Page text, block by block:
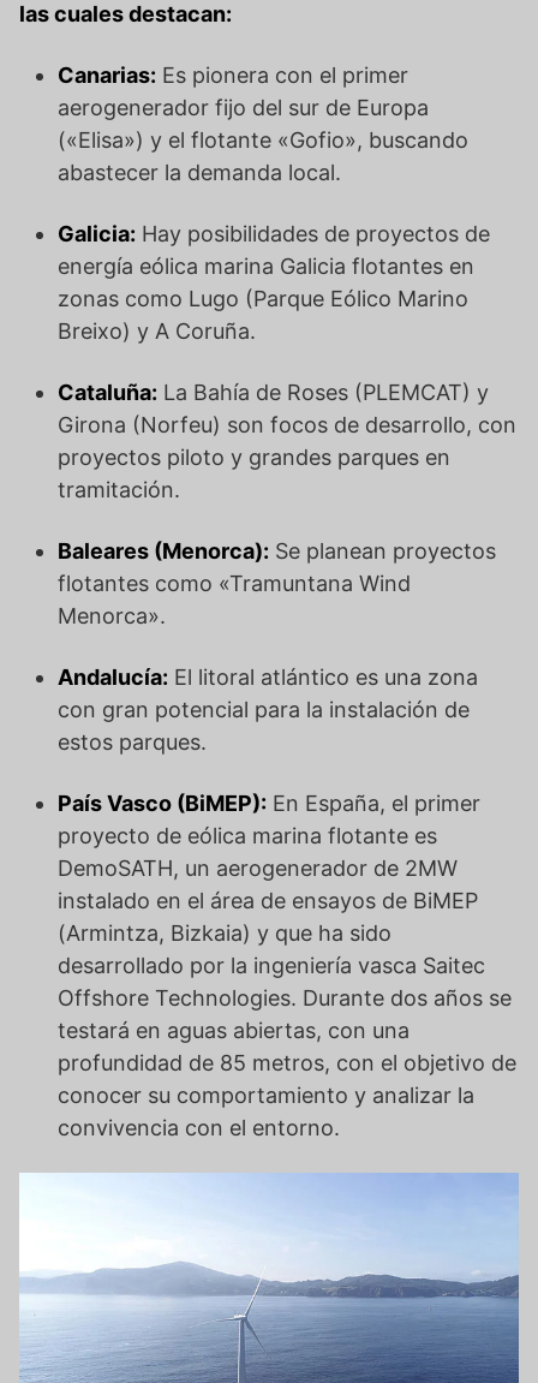
las cuales destacan:
Canarias: Es pionera con el primer
aerogenerador fijo del sur de Europa
(«Elisa») y el flotante «Gofio», buscando
abastecer la demanda local.
Galicia: Hay posibilidades de proyectos de
energía eólica marina Galicia flotantes en
zonas como Lugo (Parque Eólico Marino
Breixo) y A Coruña.
Cataluña: La Bahía de Roses (PLEMCAT) y
Girona (Norfeu) son focos de desarrollo, con
proyectos piloto y grandes parques en
tramitación.
Baleares (Menorca): Se planean proyectos
flotantes como «Tramuntana Wind
Menorca».
Andalucía: El litoral atlántico es una zona
con gran potencial para la instalación de
estos parques.
País Vasco (BiMEP): En España, el primer
proyecto de eólica marina flotante es
DemoSATH, un aerogenerador de 2MW
instalado en el área de ensayos de BiMEP
(Armintza, Bizkaia) y que ha sido
desarrollado por la ingeniería vasca Saitec
Offshore Technologies. Durante dos años se
testará en aguas abiertas, con una
profundidad de 85 metros, con el objetivo de
conocer su comportamiento y analizar la
convivencia con el entorno.